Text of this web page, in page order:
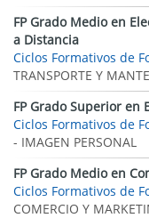
FP Grado Medio en
a Distancia
Ciclos Formativos de
TRANSPORTE Y
FP Grado Superior en
Ciclos Formativos de
- IMAGEN PERSONAL
FP Grado Medio en
Ciclos Formativos de
COMERCIO Y